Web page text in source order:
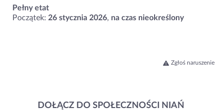
Pełny etat
Początek: 26 stycznia 2026, na czas nieokreślony
Zgłoś naruszenie
DOŁĄCZ DO SPOŁECZNOŚCI NIAŃ